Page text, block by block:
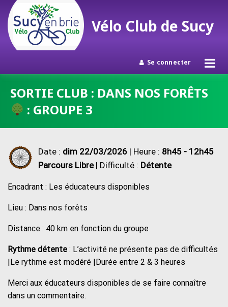
contenu
Vélo Club de Sucy
Se connecter
SORTIE CLUB : DANS NOS FORÊTS
: GROUPE 3
Date : dim 22/03/2026 | Heure : 8h45 - 12h45
Parcours Libre| Difficulté : Détente
Encadrant : Les éducateurs disponibles
Lieu : Dans nos forêts
Distance : 40 km en fonction du groupe
Rythme détente : L’activité ne présente pas de difficultés
|Le rythme est modéré |Durée entre 2 & 3 heures
Merci aux éducateurs disponibles de se faire connaître
dans un commentaire.